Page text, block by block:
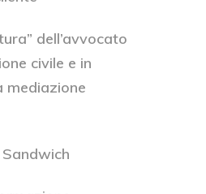
dell’avvocato
civile e in
mediazione